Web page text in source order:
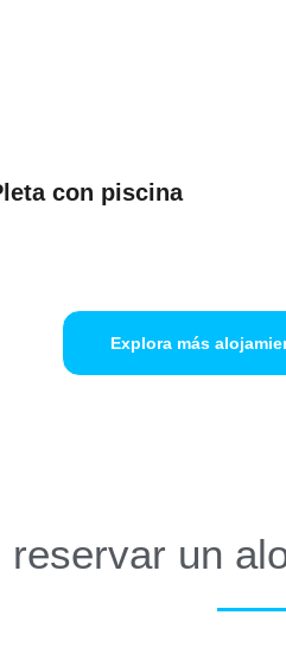
Explora más
con piscina
reservar un